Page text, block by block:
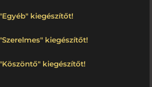
kiegészítőt!
kiegészítőt!
kiegészítőt!